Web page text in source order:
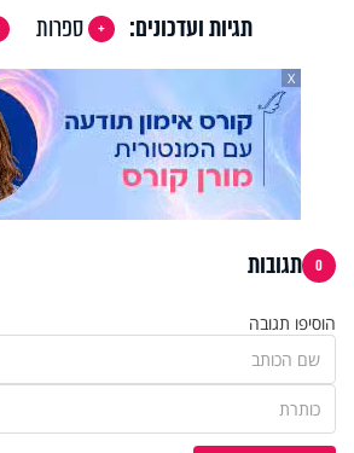
תגיות ועדכונים: ספרות
X
0 תגובות
הוסיפו תגובה